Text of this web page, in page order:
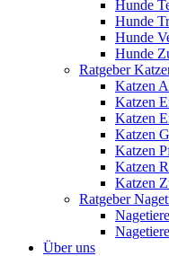
Hunde
Hunde
Hunde
Hunde
Ratgeber
Katzen
Katzen
Katzen
Katzen
Katzen
Katzen
Katzen
Ratgeber
Über uns